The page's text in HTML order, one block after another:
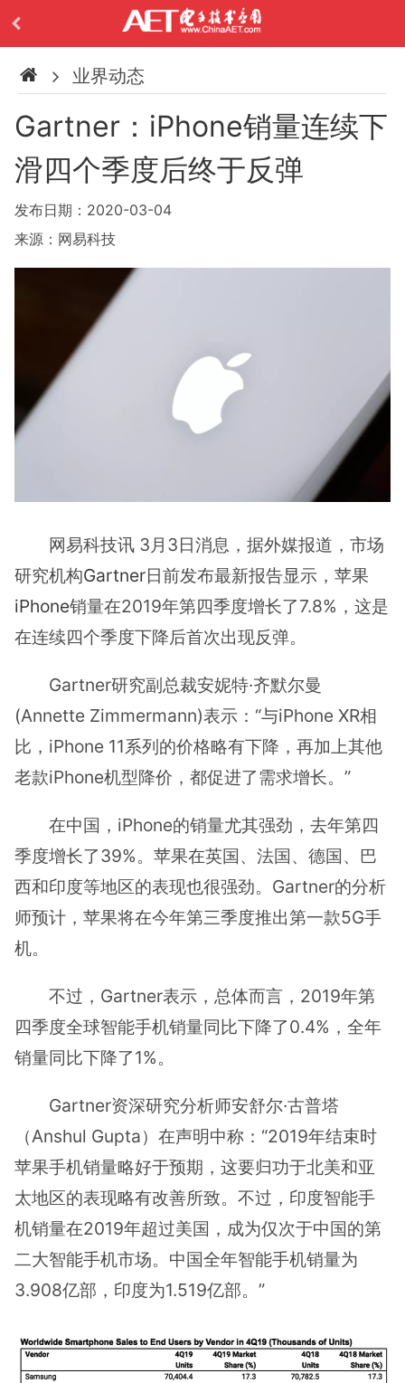
业界动态
Gartner：iPhone销量连续下
滑四个季度后终于反弹
发布日期：2020-03-04
来源：网易科技
网易科技讯 3月3日消息，据外媒报道，市场
研究机构Gartner日前发布最新报告显示，苹果
iPhone销量在2019年第四季度增长了7.8%，这是
在连续四个季度下降后首次出现反弹。
Gartner研究副总裁安妮特·齐默尔曼
(Annette Zimmermann)表示：“与iPhone XR相
比，iPhone 11系列的价格略有下降，再加上其他
老款iPhone机型降价，都促进了需求增长。”
在中国，iPhone的销量尤其强劲，去年第四
季度增长了39%。苹果在英国、法国、德国、巴
西和印度等地区的表现也很强劲。Gartner的分析
师预计，苹果将在今年第三季度推出第一款5G手
机。
不过，Gartner表示，总体而言，2019年第
四季度全球智能手机销量同比下降了0.4%，全年
销量同比下降了1%。
Gartner资深研究分析师安舒尔·古普塔
（Anshul Gupta）在声明中称：“2019年结束时
苹果手机销量略好于预期，这要归功于北美和亚
太地区的表现略有改善所致。不过，印度智能手
机销量在2019年超过美国，成为仅次于中国的第
二大智能手机市场。中国全年智能手机销量为
3.908亿部，印度为1.519亿部。”